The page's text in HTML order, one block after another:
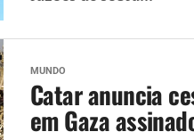
MUNDO
Catar anuncia
em Gaza